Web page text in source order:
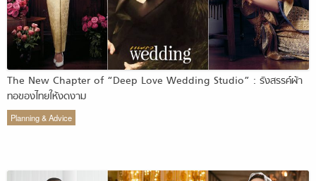
The New Chapter of “Deep Love Wedding Studio” : รังสรรค์ผ้า
ทอของไทยให้งดงาม
Planning & Advice